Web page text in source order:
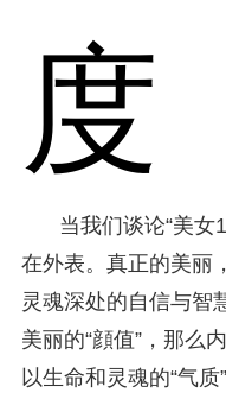
度
当我们谈论“美女
在外表。真正的美丽
灵魂深处的自信与智
美丽的“顔值”，那么
以生命和灵魂的“气质”